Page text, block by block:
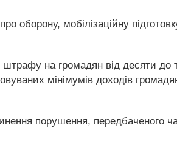
оборону, мобілізаційну
на громадян від десяти до
мінімумів доходів
порушення, передбаченого